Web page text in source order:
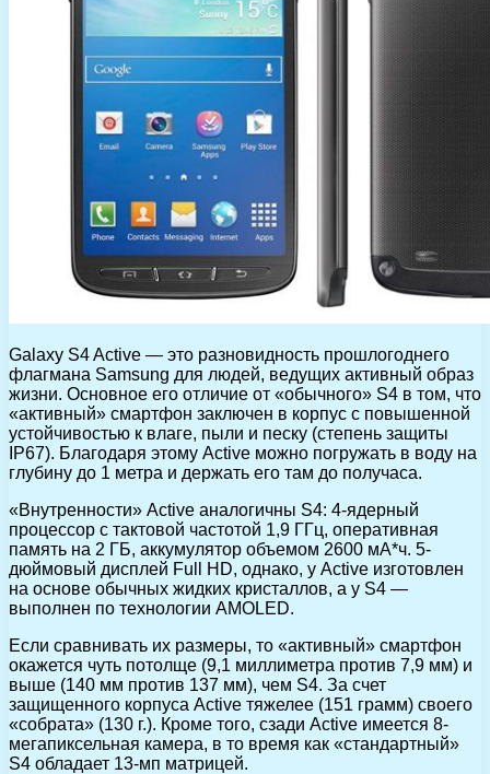
Galaxy S4 Active — это разновидность прошлогоднего
флагмана Samsung для людей, ведущих активный образ
жизни. Основное его отличие от «обычного» S4 в том, что
«активный» смартфон заключен в корпус с повышенной
устойчивостью к влаге, пыли и песку (степень защиты
IP67). Благодаря этому Active можно погружать в воду на
глубину до 1 метра и держать его там до получаса.
«Внутренности» Active аналогичны S4: 4-ядерный
процессор с тактовой частотой 1,9 ГГц, оперативная
память на 2 ГБ, аккумулятор объемом 2600 мА*ч. 5-
дюймовый дисплей Full HD, однако, у Active изготовлен
на основе обычных жидких кристаллов, а у S4 —
выполнен по технологии AMOLED.
Если сравнивать их размеры, то «активный» смартфон
окажется чуть потолще (9,1 миллиметра против 7,9 мм) и
выше (140 мм против 137 мм), чем S4. За счет
защищенного корпуса Active тяжелее (151 грамм) своего
«собрата» (130 г.). Кроме того, сзади Active имеется 8-
мегапиксельная камера, в то время как «стандартный»
S4 обладает 13-мп матрицей.